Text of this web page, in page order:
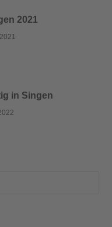
2021
in Singen